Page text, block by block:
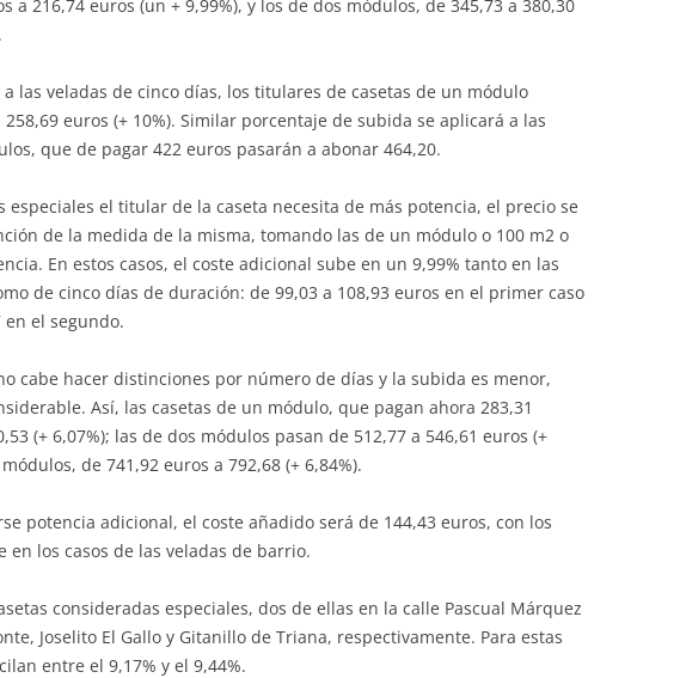
a 216,74 euros (un + 9,99%), y los de dos módulos, de 345,73 a 380,30
las veladas de cinco días, los titulares de casetas de un módulo
euros (+ 10%). Similar porcentaje de subida se aplicará a las
que de pagar 422 euros pasarán a abonar 464,20.
especiales el titular de la caseta necesita de más potencia, el precio se
de la medida de la misma, tomando las de un módulo o 100 m2 o
En estos casos, el coste adicional sube en un 9,99% tanto en las
de cinco días de duración: de 99,03 a 108,93 euros en el primer caso
en el segundo.
cabe hacer distinciones por número de días y la subida es menor,
Así, las casetas de un módulo, que pagan ahora 283,31
(+ 6,07%); las de dos módulos pasan de 512,77 a 546,61 euros (+
de 741,92 euros a 792,68 (+ 6,84%).
potencia adicional, el coste añadido será de 144,43 euros, con los
en los casos de las veladas de barrio.
consideradas especiales, dos de ellas en la calle Pascual Márquez
Joselito El Gallo y Gitanillo de Triana, respectivamente. Para estas
entre el 9,17% y el 9,44%.